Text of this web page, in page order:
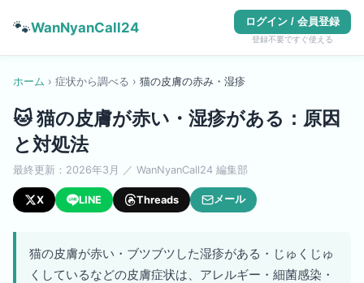
🐾WanNyanCall24 ログイン / 会員登録
登録不要ですぐ使える
ホーム › 症状から調べる › 猫の皮膚の赤み・湿疹
🐱猫の皮膚が赤い・湿疹がある：原因
と対処法
最終更新： 2026年3月 ／ WanNyanCall24 編集部
X LINE Threads メール
猫の皮膚が赤い・ブツブツした湿疹がある・じゅくじゅ
くしているなどの皮膚症状は、アレルギー・細菌感染・